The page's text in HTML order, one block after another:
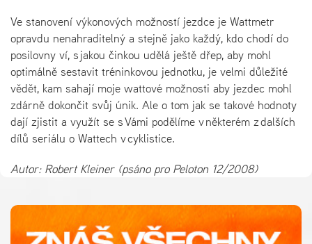
Ve stanovení výkonových možností jezdce je Wattmetr
opravdu nenahraditelný a stejně jako každý, kdo chodí do
posilovny ví, s jakou činkou udělá ještě dřep, aby mohl
optimálně sestavit tréninkovou jednotku, je velmi důležité
vědět, kam sahají moje wattové možnosti aby jezdec mohl
zdárně dokončit svůj únik. Ale o tom jak se takové hodnoty
dají zjistit a využít se s Vámi podělíme v některém z dalších
dílů seriálu o Wattech v cyklistice.
Autor: Robert Kleiner (psáno pro Peloton 12/2008)